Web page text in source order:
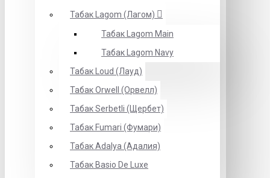
Табак Lagom (Лагом)
Табак Lagom Main
Табак Lagom Navy
Табак Loud (Лауд)
Табак Orwell (Орвелл)
Табак Serbetli (Щербет)
Табак Fumari (Фумари)
Табак Adalya (Адалия)
Табак Basio De Luxe